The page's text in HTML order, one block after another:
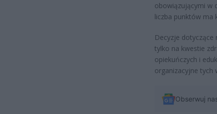
obowiązującymi w
liczba punktów ma
Decyzje dotyczące
tylko na kwestie
opiekuńczych i
organizacyjne tych
Obserwuj